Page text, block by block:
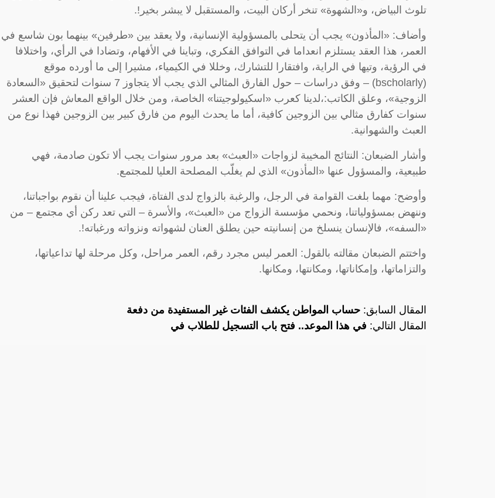
تلوث البياض، و«الشهوة» تنخر أركان البيت، والمستقبل لا يبشر بخير!.
وأضاف: «المأذون» يجب أن يتحلى بالمسؤولية الإنسانية، ولا يعقد بين «طرفين» بينهما بون شاسع في
العمر، هذا العقد يستلزم انعداما في التوافق الفكري، وتباينا في الأفهام، وتضادا في الرأي، واختلافا
في الرؤية، وتيها في الراية، وافتقارا للتشارك، وخللا في الكيمياء، مشيرا إلى ما أورده موقع
(bscholarly) – وفق دراسات – حول الفارق المثالي الذي يجب ألا يتجاوز 7 سنوات لتحقيق «السعادة
الزوجية»، وعلق الكاتب:،لدينا كعرب «اسكيولوجيتنا» الخاصة، ومن خلال الواقع المعاش فإن العشر
سنوات كفارق مثالي بين الزوجين كافية، أما ما يحدث اليوم من فارق كبير بين الزوجين فهذا نوع من
العبث والشهوانية.
وأشار الضبعان: النتائج المخيبة لزواجات «العبث» بعد مرور سنوات يجب ألا تكون صادمة، فهي
طبيعية، والمسؤول عنها «المأذون» الذي لم يغلّب المصلحة العليا للمجتمع.
وأوضح: مهما بلغت القوامة في الرجل، والرغبة بالزواج لدى الفتاة، فيجب علينا أن نقوم بواجباتنا،
وننهض بمسؤولياتنا، ونحمي مؤسسة الزواج من «العبث»، والأسرة – التي تعد ركن أي مجتمع – من
«السفه»، فالإنسان ينسلخ من إنسانيته حين يطلق العنان لشهواته ونزواته ورغباته!.
واختتم الضبعان مقالته بالقول: العمر ليس مجرد رقم، العمر مراحل، وكل مرحلة لها تداعياتها،
والتزاماتها، وإمكاناتها، ومكانتها، ومكانها.
المقال السابق: حساب المواطن يكشف الفئات غير المستفيدة من دفعة
المقال التالي: في هذا الموعد.. فتح باب التسجيل للطلاب في